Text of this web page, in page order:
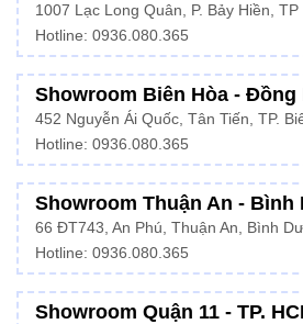
1007 Lạc Long Quân, P. Bảy Hiền, TP
Hotline: 0936.080.365
Showroom Biên Hòa - Đồng
452 Nguyễn Ái Quốc, Tân Tiến, TP.
Hotline: 0936.080.365
Showroom Thuận An - Bình
66 ĐT743, An Phú, Thuận An, Bình
Hotline: 0936.080.365
Showroom Quận 11 - TP.